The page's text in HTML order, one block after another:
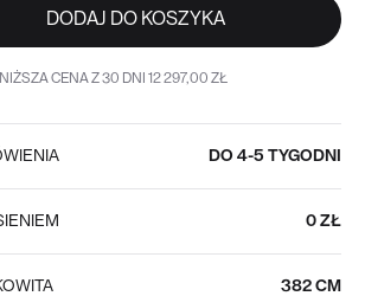
DODAJ DO KOSZYKA
CENA Z 30 DNI 12 297,00 ZŁ
DO 4-5 TYGODNI
0 ZŁ
382 CM